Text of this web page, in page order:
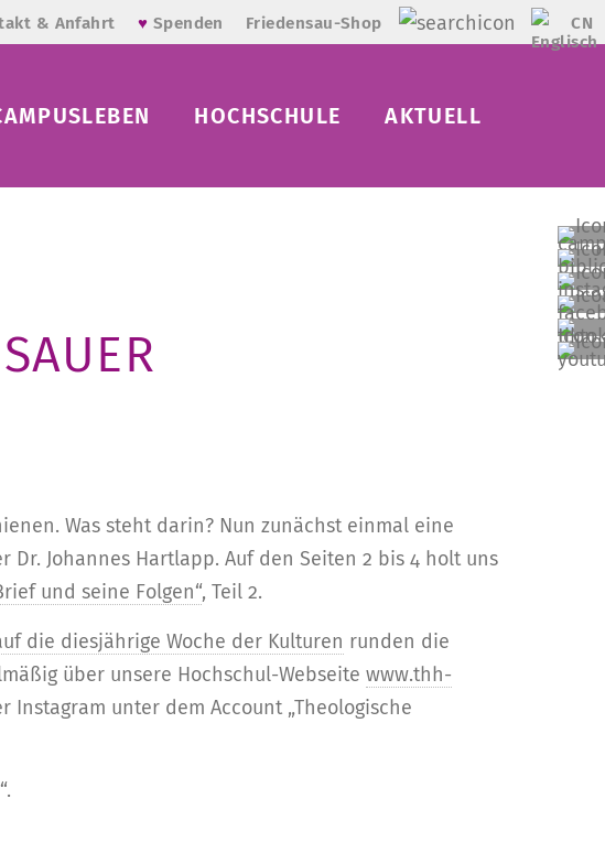
& Anfahrt ♥ Spenden Friedensau-Shop CN
HOCHSCHULE AKTUELL
Was steht darin? Nun zunächst einmal eine
Johannes Hartlapp. Auf den Seiten 2 bis 4 holt uns
und seine Folgen“, Teil 2.
die diesjährige Woche der Kulturen runden die
über unsere Hochschul-Webseite www.thh-
Instagram unter dem Account „Theologische